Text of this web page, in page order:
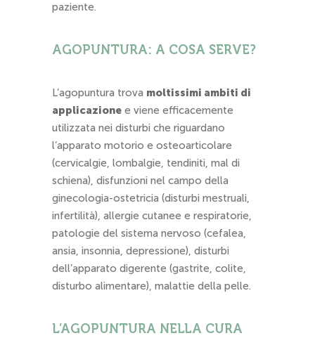
paziente.
AGOPUNTURA: A COSA SERVE?
L’agopuntura trova moltissimi ambiti di
applicazione e viene efficacemente
utilizzata nei disturbi che riguardano
l’apparato motorio e osteoarticolare
(cervicalgie, lombalgie, tendiniti, mal di
schiena), disfunzioni nel campo della
ginecologia-ostetricia (disturbi mestruali,
infertilità), allergie cutanee e respiratorie,
patologie del sistema nervoso (cefalea,
ansia, insonnia, depressione), disturbi
dell’apparato digerente (gastrite, colite,
disturbo alimentare), malattie della pelle.
L’AGOPUNTURA NELLA CURA